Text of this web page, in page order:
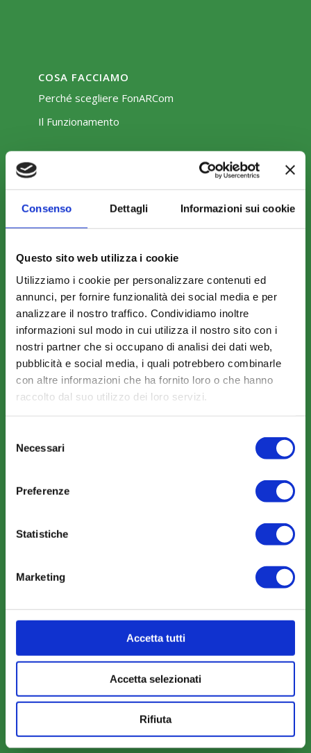
Consenso Dettagli Informazioni sui cookie
Questo sito web utilizza i cookie
Utilizziamo i cookie per personalizzare contenuti ed
annunci, per fornire funzionalità dei social media e per
analizzare il nostro traffico. Condividiamo inoltre
informazioni sul modo in cui utilizza il nostro sito con i
nostri partner che si occupano di analisi dei dati web,
pubblicità e social media, i quali potrebbero combinarle
con altre informazioni che ha fornito loro o che hanno
raccolto dal suo utilizzo dei loro servizi.
delNecessari
Preferenze
Statistiche
Marketing
Accetta tutti
Accetta selezionati
Rifiuta
COSA FACCIAMO
Perché scegliere FonARCom
Il Funzionamento
COME ADERIRE
Modalità di adesione
Mobilità e Portabilità
Strumenti
COMUNICAZIONI
Eventi
Sfoglia la nostra brochure